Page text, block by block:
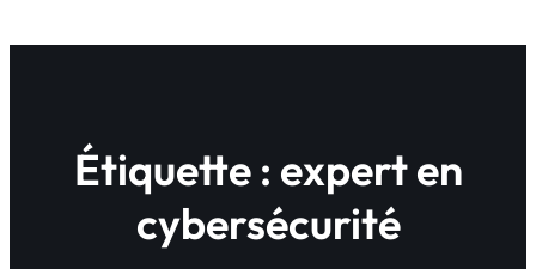
Étiquette : expert en
cybersécurité